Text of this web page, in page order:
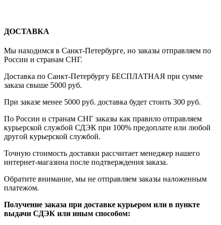
ДОСТАВКА
Мы находимся в Санкт-Петербурге, но заказы отправляем по
России и странам СНГ.
Доставка по Санкт-Петербургу БЕСПЛАТНАЯ при сумме
заказа свыше 5000 руб.
При заказе менее 5000 руб. доставка будет стоить 300 руб.
По России и странам СНГ заказы как правило отправляем
курьерской службой СДЭК при 100% предоплате или любой
другой курьерской службой.
Точную стоимость доставки рассчитает менеджер нашего
интернет-магазина после подтверждения заказа.
Обратите внимание, мы не отправляем заказы наложенным
платежом.
Получение заказа при доставке курьером или в пункте
выдачи СДЭК или иным способом: